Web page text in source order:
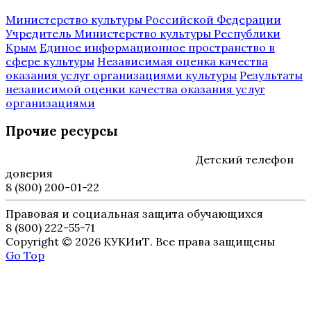
Министерство культуры Российской Федерации
Учредитель Министерство культуры Республики
Крым Единое информационное пространство в
сфере культуры Независимая оценка качества
оказания услуг организациями культуры Результаты
независимой оценки качества оказания услуг
организациями
Прочие ресурсы
Детский телефон
доверия
8 (800) 200-01-22
Правовая и социальная защита обучающихся
8 (800) 222-55-71
Copyright © 2026 КУКИиТ. Все права защищены
Go Top